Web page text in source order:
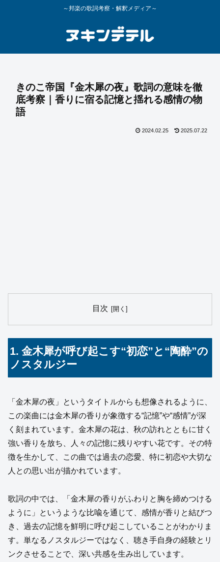
～邦楽の歌詞考察・解釈メディア～
きのこ帝国『金木犀の夜』歌詞の意味を徹
底考察｜香りに宿る記憶と揺れる感情の物
語
2024.02.25 2025.07.22
目次
1. 金木犀が呼び起こす“初恋”と“陶酔”の
ノスタルジー
「金木犀の夜」というタイトルからも想像されるように、
この楽曲には金木犀の香りが象徴する“記憶”や“感情”が深
く刻まれています。金木犀の花は、秋の訪れとともに甘く
強い香りを放ち、人々の記憶に残りやすい花です。その特
徴を生かして、この曲では過去の恋愛、特に初恋や大切な
人との思い出が描かれています。
歌詞の中では、「金木犀の香りがふわりと胸を締めつける
ように」というような比喩を通じて、感情が香りと結びつ
き、過去の記憶を鮮明に呼び起こしていることがわかりま
す。単なるノスタルジーではなく、聴き手自身の経験とリ
ンクさせることで、深い共感を生み出しています。